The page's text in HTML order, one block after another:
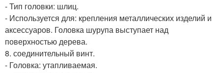
- Тип головки: шлиц.
- Используется для: крепления металлических изделий и
аксессуаров. Головка шурупа выступает над
поверхностью дерева.
8. соединительный винт.
- Головка: утапливаемая.